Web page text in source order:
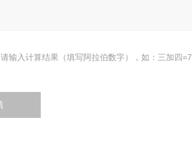
请输入计算结果（填写阿拉伯数字），如：三加四=7